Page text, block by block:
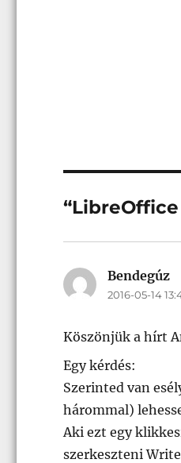
“LibreOffice
Bendegúz
2016-05-14
Köszönjük a hírt
Egy kérdés:
Szerinted van
hárommal)
Aki ezt egy
szerkeszteni